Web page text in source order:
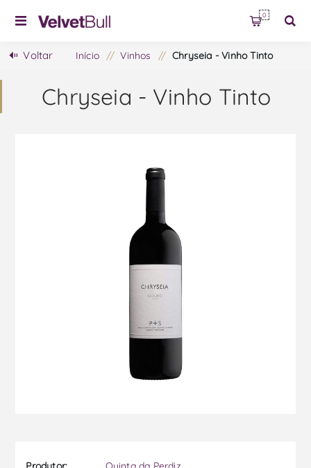
0
Voltar Início / Vinhos / Chryseia - Vinho Tinto
Chryseia - Vinho Tinto